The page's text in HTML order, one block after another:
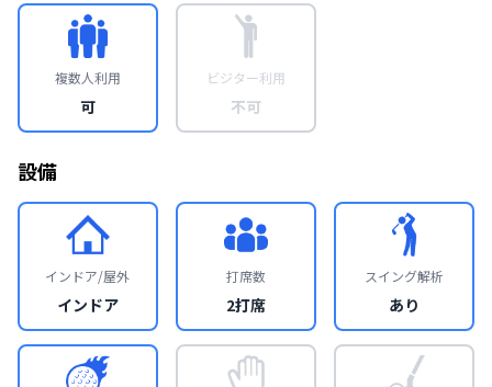
複数人利用
可
ビジター利用
不可
設備
インドア/屋外
インドア
打席数
2打席
スイング解析
あり